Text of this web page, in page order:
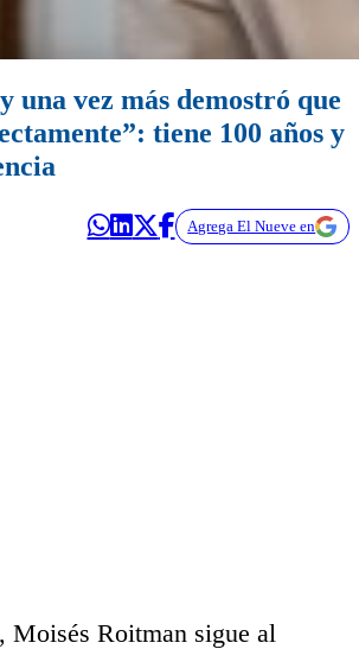
una vez más demostró que
tiene 100 años y
Agrega El Nueve en
Moisés Roitman sigue al